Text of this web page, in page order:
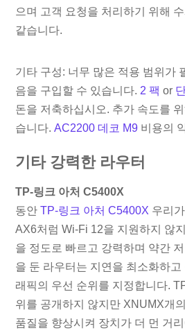
으며 고객 요청을 처리하기 위해
같습니다.
기타 구성: 너무 많은 적용 범위가
음을 구입할 수 있습니다. 2 팩 or
돈을 저축하십시오. 추가 속도를
습니다.AC2200 데코 M9 비용의
기타 강력한 라우터
TP-링크 아처 C5400X
동안TP-링크 아처 C5400X 우리
AX6처럼 Wi-Fi 12을 지원하지 않
을 정도로 빠르고 강력하며 약간
을 둔 라우터는 지연을 최소화하고
래픽의 우선 순위를 지정합니다.
위를 공개하지 않지만 XNUMX개
품질을 향상시켜 장치가 더 먼 거